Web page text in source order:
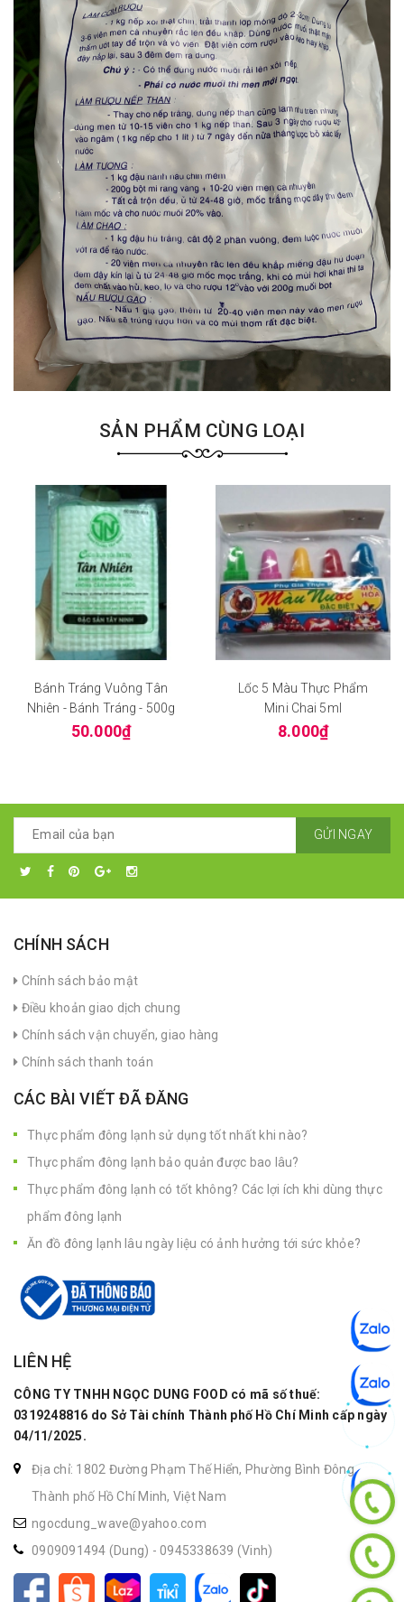
SẢN PHẨM CÙNG LOẠI
Bánh Tráng Vuông Tân
Nhiên - Bánh Tráng - 500g
50.000₫
Lốc 5 Màu Thực Phẩm
Mini Chai 5ml
8.000₫
GỬI NGAY
CHÍNH SÁCH
Chính sách bảo mật
Điều khoản giao dịch chung
Chính sách vận chuyển, giao hàng
Chính sách thanh toán
CÁC BÀI VIẾT ĐÃ ĐĂNG
Thực phẩm đông lạnh sử dụng tốt nhất khi nào?
Thực phẩm đông lạnh bảo quản được bao lâu?
Thực phẩm đông lạnh có tốt không? Các lợi ích khi dùng thực
phẩm đông lạnh
Ăn đồ đông lạnh lâu ngày liệu có ảnh hưởng tới sức khỏe?
LIÊN HỆ
CÔNG TY TNHH NGỌC DUNG FOOD có mã số thuế:
0319248816 do Sở Tài chính Thành phố Hồ Chí Minh cấp ngày
04/11/2025.
Địa chỉ: 1802 Đường Phạm Thế Hiển, Phường Bình Đông,
Thành phố Hồ Chí Minh, Việt Nam
ngocdung_wave@yahoo.com
0909091494 (Dung) - 0945338639 (Vinh)